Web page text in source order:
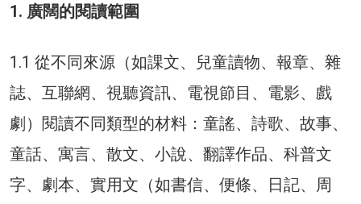
1. 廣闊的閱讀範圍
1.1 從不同來源（如課文、兒童讀物、報章、雜
誌、互聯網、視聽資訊、電視節目、電影、戲
劇）閱讀不同類型的材料：童謠、詩歌、故事、
童話、寓言、散文、小說、翻譯作品、科普文
字、劇本、實用文（如書信、便條、日記、周